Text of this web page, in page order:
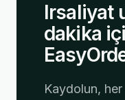
Irsaliyat
dakika
Kaydolun,